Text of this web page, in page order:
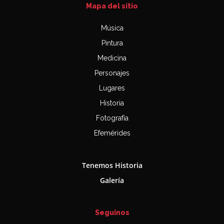
Mapa del sitio
Música
Pintura
Medicina
Personajes
Lugares
Historia
Fotografía
Efemérides
Tenemos Historia
Galería
Seguinos